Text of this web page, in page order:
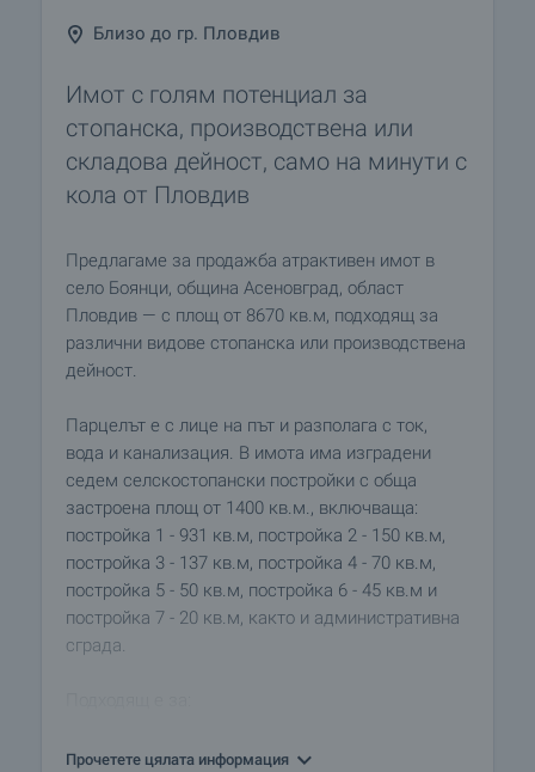
Близо до гр. Пловдив
Имот с голям потенциал за
стопанска, производствена или
складова дейност, само на минути с
кола от Пловдив
Предлагаме за продажба атрактивен имот в
село Боянци, община Асеновград, област
Пловдив — с площ от 8670 кв.м, подходящ за
различни видове стопанска или производствена
дейност.
Парцелът е с лице на път и разполага с ток,
вода и канализация. В имота има изградени
седем селскостопански постройки с обща
застроена площ от 1400 кв.м., включваща:
постройка 1 - 931 кв.м, постройка 2 - 150 кв.м,
постройка 3 - 137 кв.м, постройка 4 - 70 кв.м,
постройка 5 - 50 кв.м, постройка 6 - 45 кв.м и
постройка 7 - 20 кв.м, както и административна
сграда.
• селскостопанска база,
Прочетете цялата информация